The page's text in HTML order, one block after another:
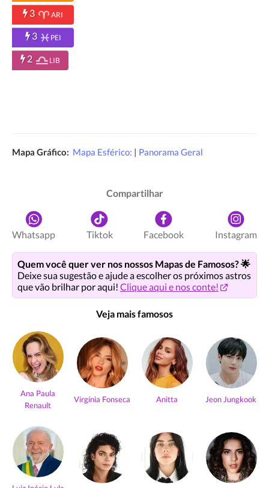
3 ARI
3 PEI
2 LIB
Mapa Gráfico: Mapa Esférico: | Panorama Geral
Compartilhar
Whatsapp Tiktok Facebook Instagram
Quem você quer ver nos nossos Mapas de Famosos? 🌟
Deixe sua sugestão e ajude a escolher os próximos astros
que vão brilhar por aqui! Clique aqui e nos conte!
Veja mais famosos
Ana Paula
Renault
Virgínia Fonseca Anitta Jeon Jungkook